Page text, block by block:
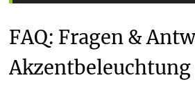
FAQ: Fragen &
Akzentbeleuchtung